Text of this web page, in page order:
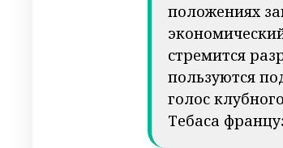
положениях
стремится
пользуются
голос
Тебаса